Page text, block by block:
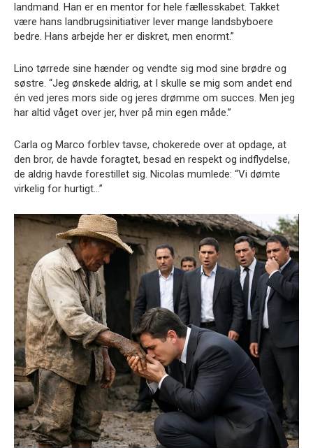
landmand. Han er en mentor for hele fællesskabet. Takket
være hans landbrugsinitiativer lever mange landsbyboere
bedre. Hans arbejde her er diskret, men enormt.”
Lino tørrede sine hænder og vendte sig mod sine brødre og
søstre. “Jeg ønskede aldrig, at I skulle se mig som andet end
én ved jeres mors side og jeres drømme om succes. Men jeg
har altid våget over jer, hver på min egen måde.”
Carla og Marco forblev tavse, chokerede over at opdage, at
den bror, de havde foragtet, besad en respekt og indflydelse,
de aldrig havde forestillet sig. Nicolas mumlede: “Vi dømte
virkelig for hurtigt…”